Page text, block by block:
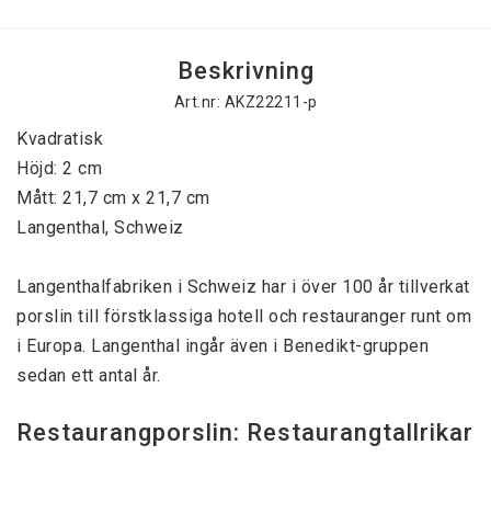
Beskrivning
Art.nr: AKZ22211-p
Kvadratisk
Höjd: 2 cm
Mått: 21,7 cm x 21,7 cm
Langenthal, Schweiz
Langenthalfabriken i Schweiz har i över 100 år tillverkat
porslin till förstklassiga hotell och restauranger runt om
i Europa. Langenthal ingår även i Benedikt-gruppen
sedan ett antal år.
Restaurangporslin: Restaurangtallrikar